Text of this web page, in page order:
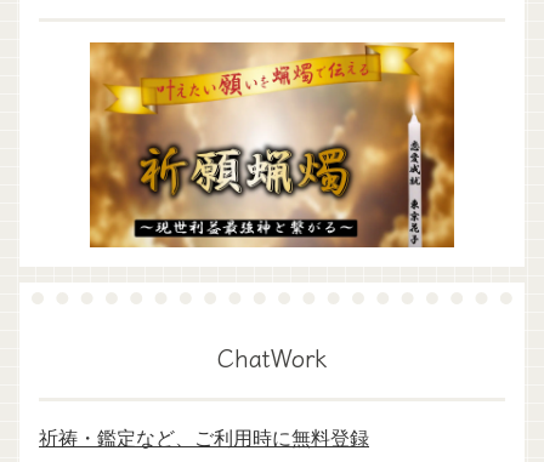
ChatWork
祈祷・鑑定など、ご利用時に無料登録